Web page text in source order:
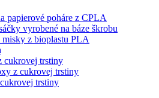
papierové poháre z CPLA
vyrobené na báze škrobu
misky z bioplastu PLA
cukrovej trstiny
z cukrovej trstiny
trstiny